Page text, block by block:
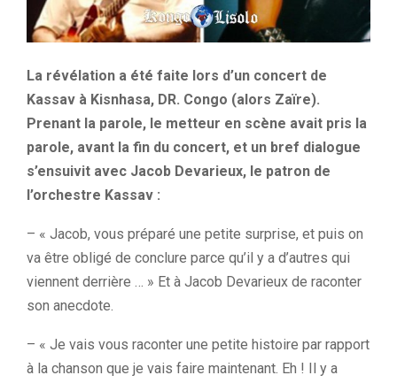
La révélation a été faite lors d’un concert de
Kassav à Kisnhasa, DR. Congo (alors Zaïre).
Prenant la parole, le metteur en scène avait pris la
parole, avant la fin du concert, et un bref dialogue
s’ensuivit avec Jacob Devarieux, le patron de
l’orchestre Kassav :
– « Jacob, vous préparé une petite surprise, et puis on
va être obligé de conclure parce qu’il y a d’autres qui
viennent derrière … » Et à Jacob Devarieux de raconter
son anecdote.
– « Je vais vous raconter une petite histoire par rapport
à la chanson que je vais faire maintenant. Eh !
Il y a